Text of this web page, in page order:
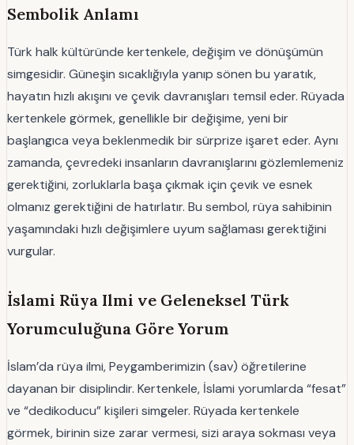
Sembolik Anlamı
Türk halk kültüründe kertenkele, değişim ve dönüşümün
simgesidir. Güneşin sıcaklığıyla yanıp sönen bu yaratık,
hayatın hızlı akışını ve çevik davranışları temsil eder. Rüyada
kertenkele görmek, genellikle bir değişime, yeni bir
başlangıca veya beklenmedik bir sürprize işaret eder. Aynı
zamanda, çevredeki insanların davranışlarını gözlemlemeniz
gerektiğini, zorluklarla başa çıkmak için çevik ve esnek
olmanız gerektiğini de hatırlatır. Bu sembol, rüya sahibinin
yaşamındaki hızlı değişimlere uyum sağlaması gerektiğini
vurgular.
İslami Rüya Ilmi ve Geleneksel Türk
Yorumculuğuna Göre Yorum
İslam’da rüya ilmi, Peygamberimizin (sav) öğretilerine
dayanan bir disiplindir. Kertenkele, İslami yorumlarda “fesat”
ve “dedikoducu” kişileri simgeler. Rüyada kertenkele
görmek, birinin size zarar vermesi, sizi araya sokması veya